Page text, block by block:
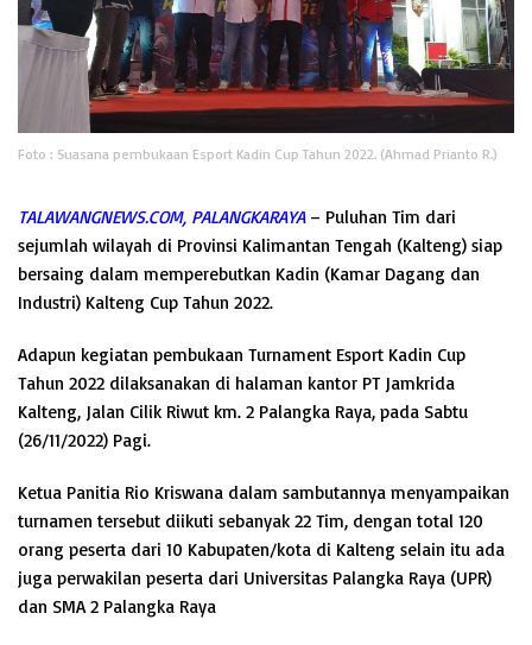
Foto : Suasana pembukaan Esport Kadin Cup Tahun 2022. (Ahmad Prianto R.)
TALAWANGNEWS.COM, PALANGKARAYA– Puluhan Tim dari
sejumlah wilayah di Provinsi Kalimantan Tengah (Kalteng) siap
bersaing dalam memperebutkan Kadin (Kamar Dagang dan
Industri) Kalteng Cup Tahun 2022.
Adapun kegiatan pembukaan Turnament Esport Kadin Cup
Tahun 2022 dilaksanakan di halaman kantor PT Jamkrida
Kalteng, Jalan Cilik Riwut km. 2 Palangka Raya, pada Sabtu
(26/11/2022) Pagi.
Ketua Panitia Rio Kriswana dalam sambutannya menyampaikan
turnamen tersebut diikuti sebanyak 22 Tim, dengan total 120
orang peserta dari 10 Kabupaten/kota di Kalteng selain itu ada
juga perwakilan peserta dari Universitas Palangka Raya (UPR)
dan SMA 2 Palangka Raya